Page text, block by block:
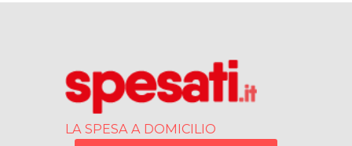
LA SPESA A DOMICILIO